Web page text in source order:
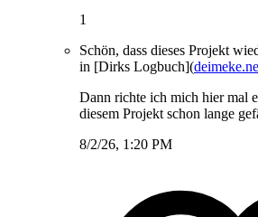
1
Schön, dass dieses Projekt
in [Dirks Logbuch](
Dann richte ich mich hier mal
diesem Projekt schon lange
8/2/26, 1:20 PM